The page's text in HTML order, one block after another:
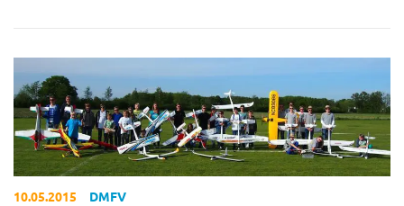
10.05.2015 DMFV